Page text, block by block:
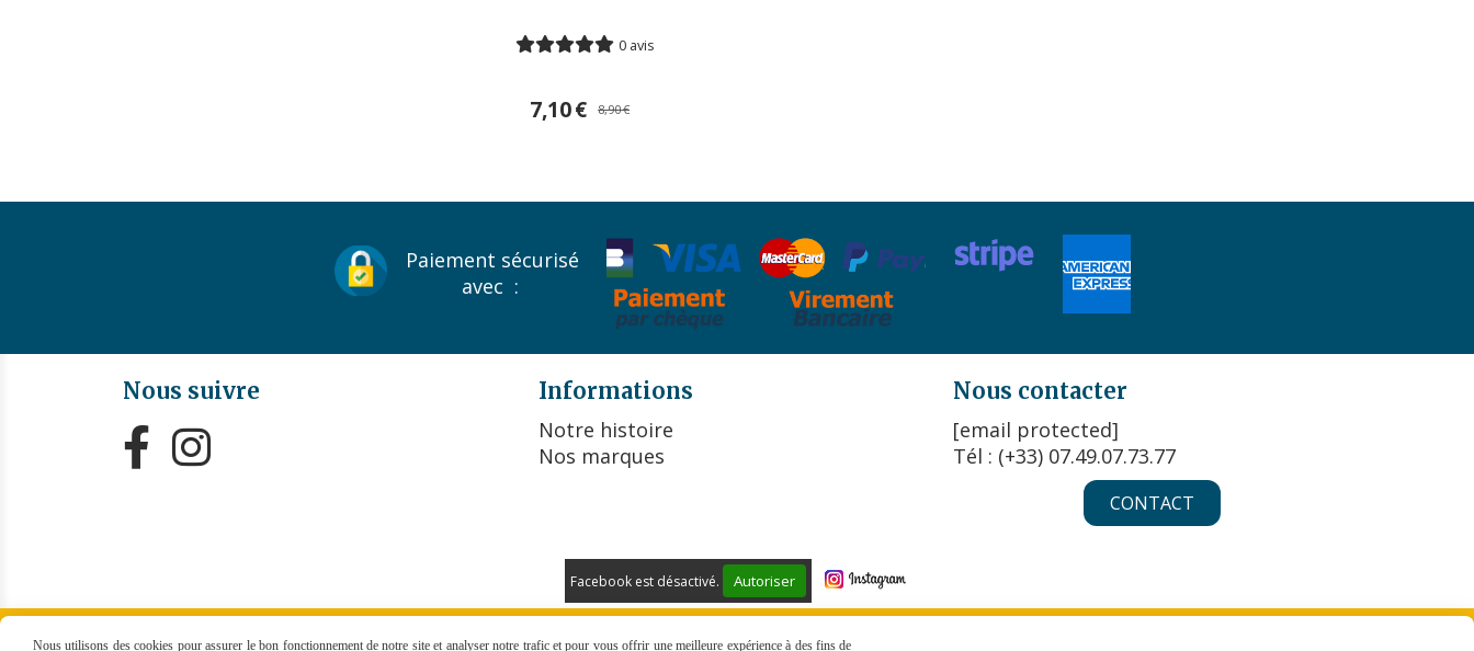
0 avis
7,10€ 8,90€
Paiement sécurisé
avec :
Nous suivre
 
Informations
Notre histoire
Nos marques
Nous contacter
[email protected]
Tél : (+33) 07.49.07.73.77
CONTACT
Facebook est désactivé. Autoriser
Nous utilisons des cookies pour assurer le bon fonctionnement de notre site et analyser notre trafic et pour vous offrir une meilleure expérience à des fins de